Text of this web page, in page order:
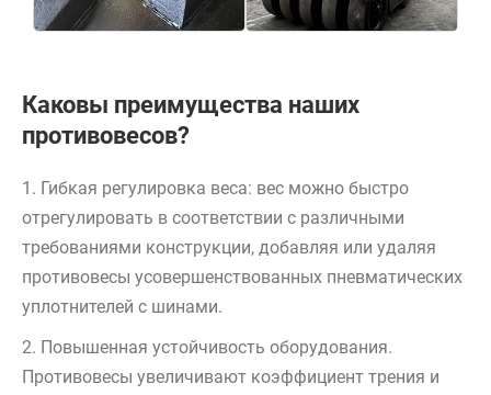
Каковы преимущества наших
противовесов?
1. Гибкая регулировка веса: вес можно быстро
отрегулировать в соответствии с различными
требованиями конструкции, добавляя или удаляя
противовесы усовершенствованных пневматических
уплотнителей с шинами.
2. Повышенная устойчивость оборудования.
Противовесы увеличивают коэффициент трения и